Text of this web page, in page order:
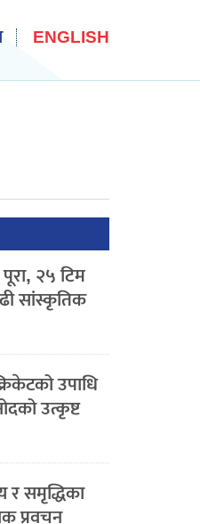
ENGLISH
२५ टिम
सांस्कृतिक
उपाधि
उत्कृष्ट
र समृद्धिका
प्रवचन